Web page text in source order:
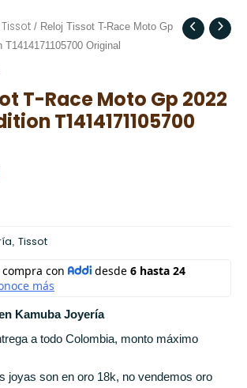
Tissot / Reloj Tissot T-Race Moto Gp
Original
T-Race Moto Gp 2022
T1414171105700
Tissot
Kamuba Joyería
a todo Colombia, monto máximo
joyas son en oro 18k, no vendemos oro